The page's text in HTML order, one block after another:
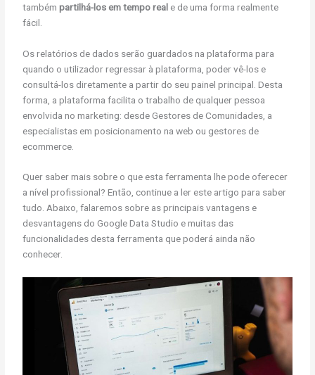
tambémpartilhá-los em tempo real e de uma forma realmente
fácil.
Os relatórios de dados serão guardados na plataforma para
quando o utilizador regressar à plataforma, poder vê-los e
consultá-los diretamente a partir do seu painel principal. Desta
forma, a plataforma facilita o trabalho de qualquer pessoa
envolvida no marketing: desde Gestores de Comunidades, a
especialistas em posicionamento na web ou gestores de
ecommerce.
Quer saber mais sobre o que esta ferramenta lhe pode oferecer
a nível profissional? Então, continue a ler este artigo para saber
tudo. Abaixo, falaremos sobre as principais vantagens e
desvantagens do Google Data Studio e muitas das
funcionalidades desta ferramenta que poderá ainda não
conhecer.